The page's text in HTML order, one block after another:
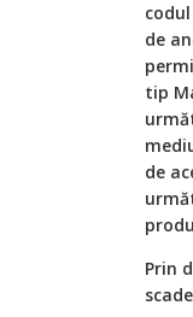
de
tip
de
Prin